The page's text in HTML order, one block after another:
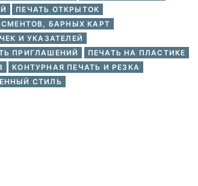
ПЕЧАТЬ ОТКРЫТОК
БАРНЫХ КАРТ
И УКАЗАТЕЛЕЙ
ПРИГЛАШЕНИЙ
ПЕЧАТЬ НА ПЛАСТИКЕ
КОНТУРНАЯ ПЕЧАТЬ И РЕЗКА
СТИЛЬ